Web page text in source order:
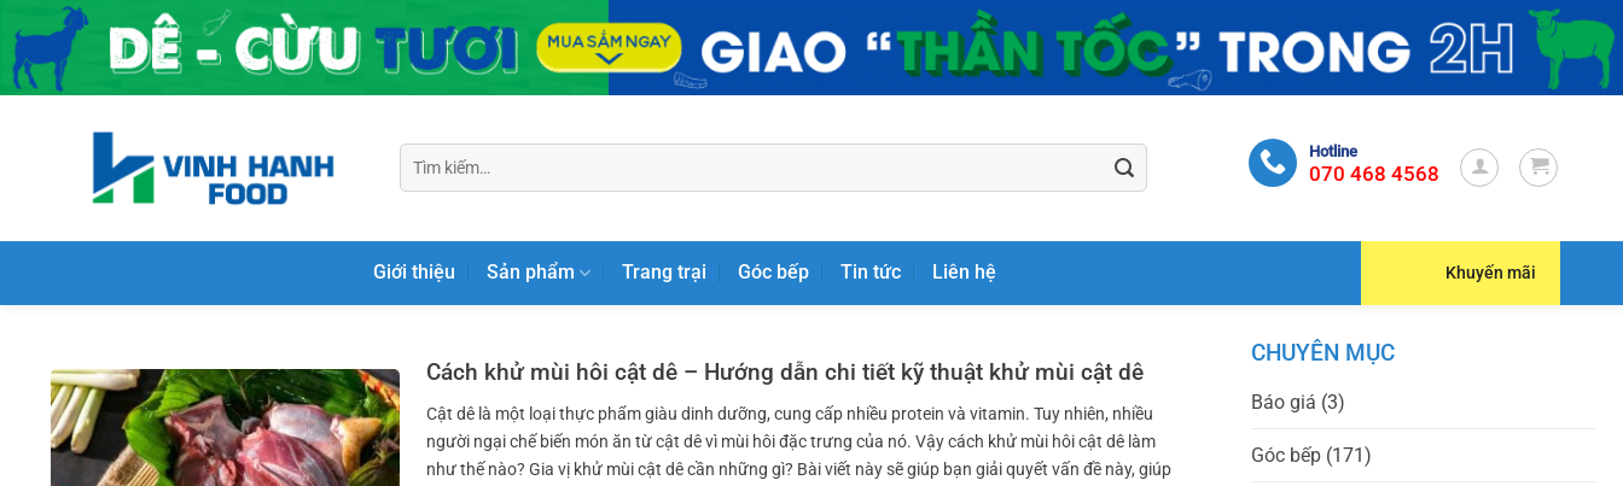
Chuyển
đến
nội
kiếm:
Hotline
070 468 4568
Giới thiệu Sản phẩm Trang trại Góc bếp Tin tức Liên hệ Khuyến mãi
Cách khử mùi hôi cật dê – Hướng dẫn chi tiết kỹ thuật khử mùi cật dê
Cật dê là một loại thực phẩm giàu dinh dưỡng, cung cấp nhiều protein và vitamin. Tuy nhiên, nhiều
người ngại chế biến món ăn từ cật dê vì mùi hôi đặc trưng của nó. Vậy cách khử mùi hôi cật dê làm
như thế nào? Gia vị khử mùi cật dê cần những gì? Bài viết này sẽ giúp bạn giải quyết vấn đề này, giúp
CHUYÊN MỤC
Báo giá (3)
Góc bếp (171)